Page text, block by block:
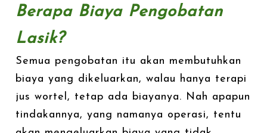
Berapa Biaya Pengobatan
Lasik?
Semua pengobatan itu akan membutuhkan
biaya yang dikeluarkan, walau hanya terapi
jus wortel, tetap ada biayanya. Nah apapun
tindakannya, yang namanya operasi, tentu